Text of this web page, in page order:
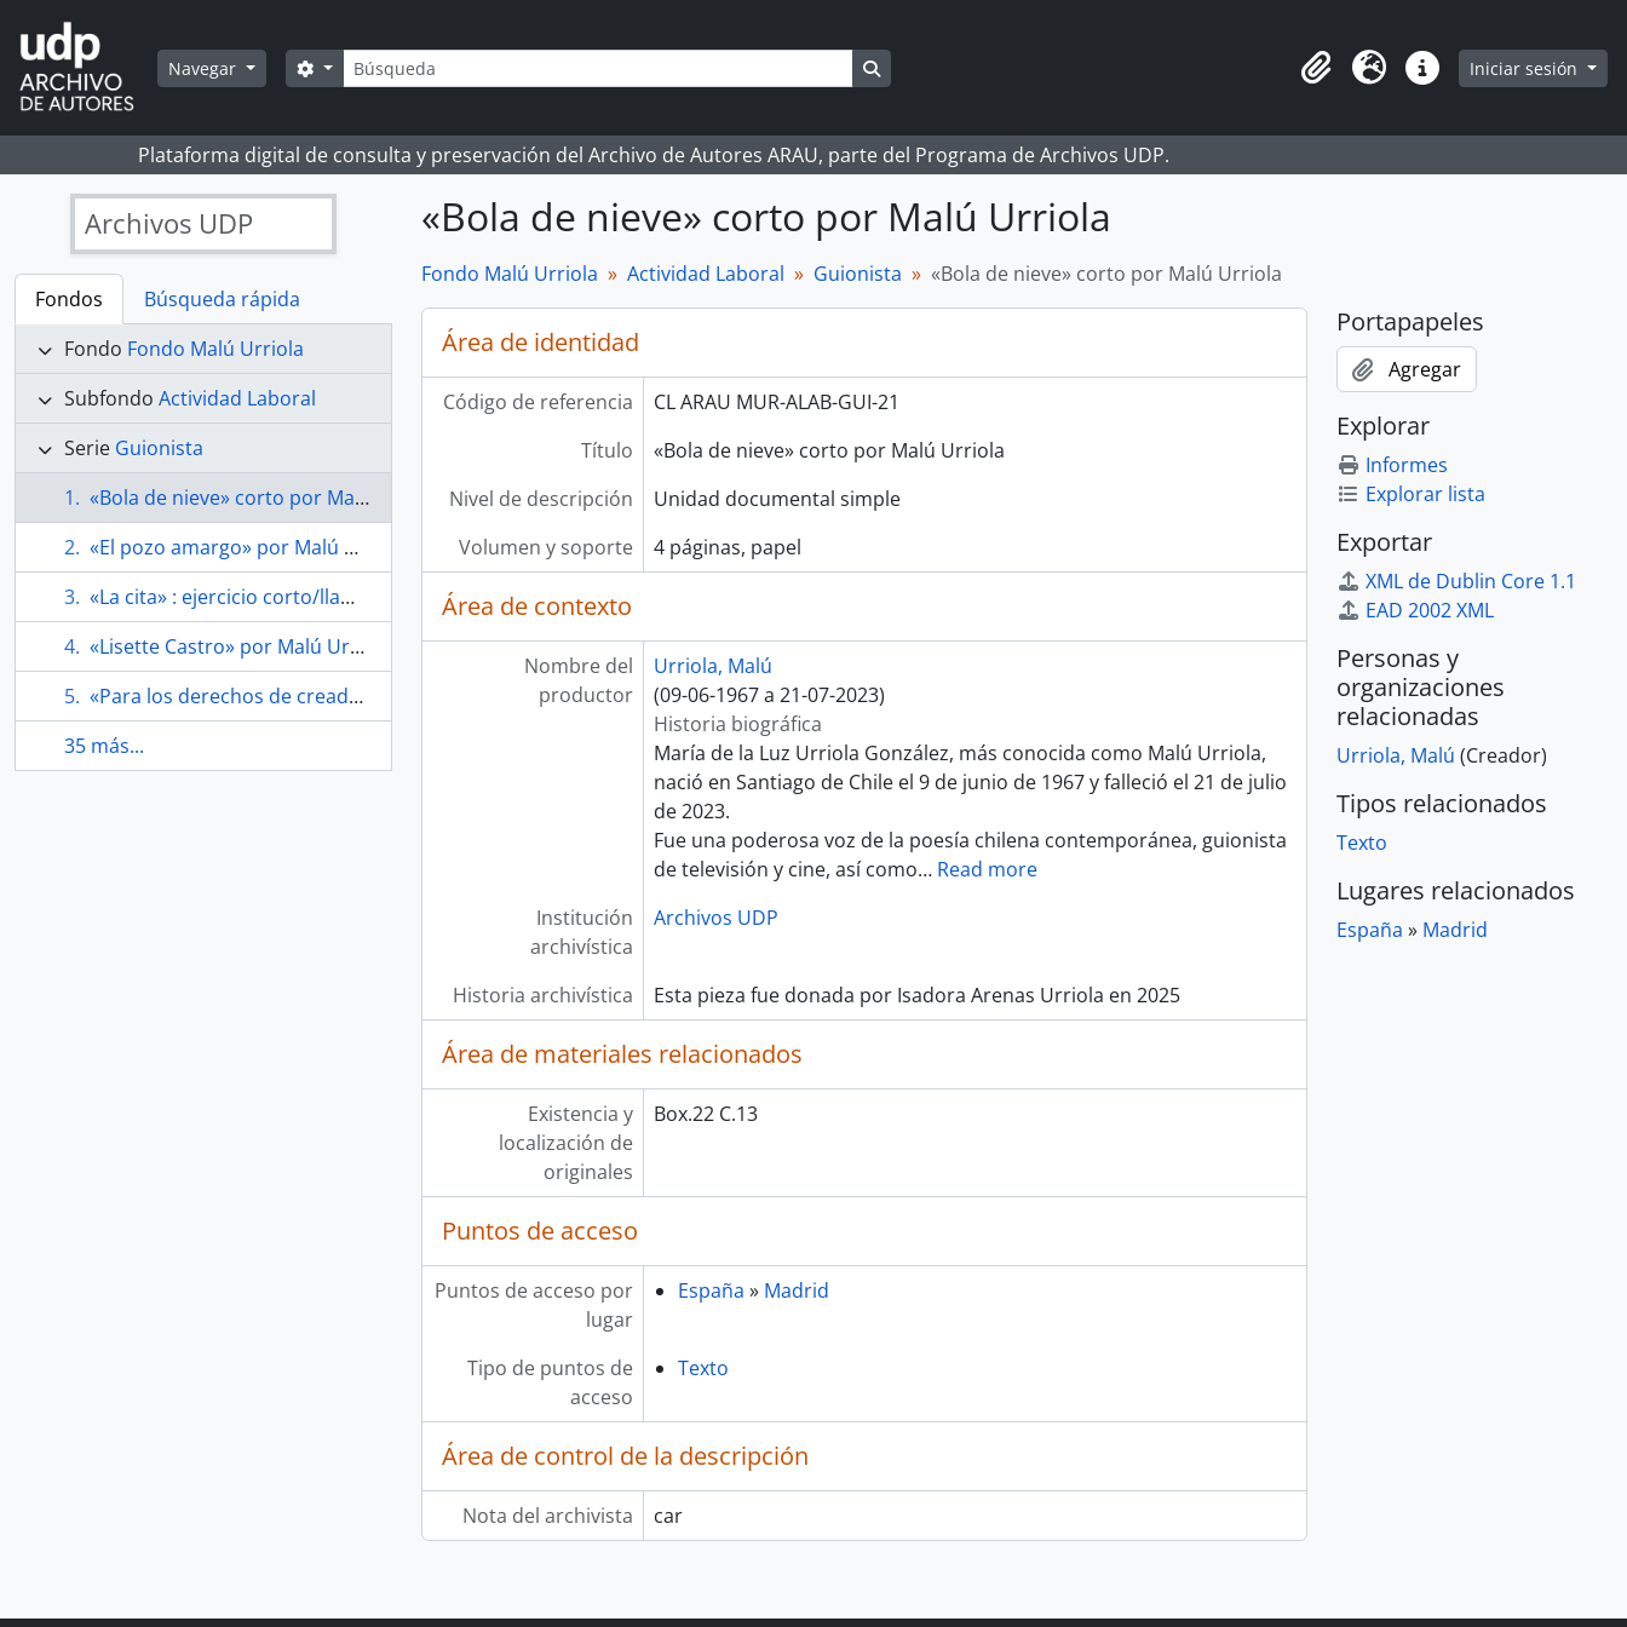
Skip to main content
Navegar Búsqueda
Search options
Portapapeles
Idioma Enlaces rápidos
Iniciar sesión
Plataforma digital de consulta y preservación del Archivo de Autores ARAU, parte del Programa de Archivos UDP.
Archivos UDP
Fondos
Búsqueda rápida
Fondo Fondo Malú Urriola
Subfondo Actividad Laboral
Serie Guionista
«Bola de nieve» corto por Malú Urriola
«El pozo amargo» por Malú Urriola
«La cita» : ejercicio corto/llamada telefónica por Malú Urriola
«Lisette Castro» por Malú Urriola
«Para los derechos de creadores de teatro, cine y audiovisuales: ATV»
35 más...
«Bola de nieve» corto por Malú Urriola
Fondo Malú Urriola Actividad Laboral Guionista «Bola de nieve» corto por Malú Urriola
Área de identidad
Código de referencia
CL ARAU MUR-ALAB-GUI-21
Título
«Bola de nieve» corto por Malú Urriola
Nivel de descripción
Unidad documental simple
Volumen y soporte
4 páginas, papel
Área de contexto
Nombre del
productor
Urriola, Malú
(09-06-1967 a 21-07-2023)
Historia biográfica
María de la Luz Urriola González, más conocida como Malú Urriola,
nació en Santiago de Chile el 9 de junio de 1967 y falleció el 21 de julio
de 2023.
Fue una poderosa voz de la poesía chilena contemporánea, guionista
de televisión y cine, así como… Read more
Institución
archivística
Archivos UDP
Historia archivística Esta pieza fue donada por Isadora Arenas Urriola en 2025
Área de materiales relacionados
Existencia y
localización de
originales
Box.22 C.13
Puntos de acceso
Puntos de acceso por
lugar
España » Madrid
Tipo de puntos de
acceso
Texto
Área de control de la descripción
Nota del archivista car
Portapapeles
Agregar
Explorar
Informes
Explorar lista
Exportar
XML de Dublin Core 1.1
EAD 2002 XML
Personas y
organizaciones
relacionadas
Urriola, Malú (Creador)
Tipos relacionados
Texto
Lugares relacionados
España » Madrid